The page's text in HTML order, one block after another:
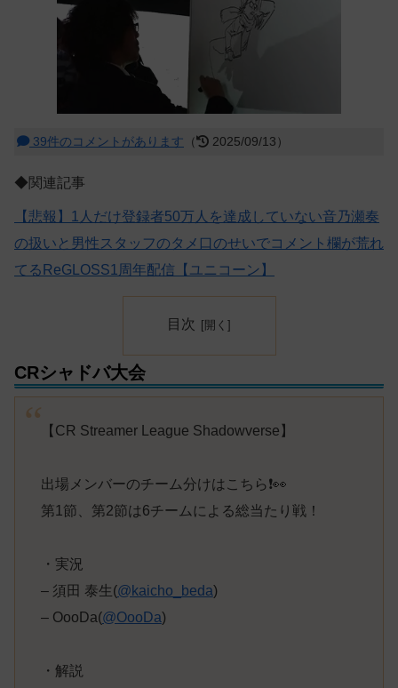
39件のコメントがあります （ 2025/09/13）
◆関連記事
【悲報】1人だけ登録者50万人を達成していない音乃瀬奏
の扱いと男性スタッフのタメ口のせいでコメント欄が荒れ
てるReGLOSS1周年配信【ユニコーン】
目次
CRシャドバ大会
【CR Streamer League Shadowverse】
出場メンバーのチーム分けはこちら❗️👀
第1節、第2節は6チームによる総当たり戦！
・実況
– 須田 泰生(@kaicho_beda)
– OooDa(@OooDa)
・解説